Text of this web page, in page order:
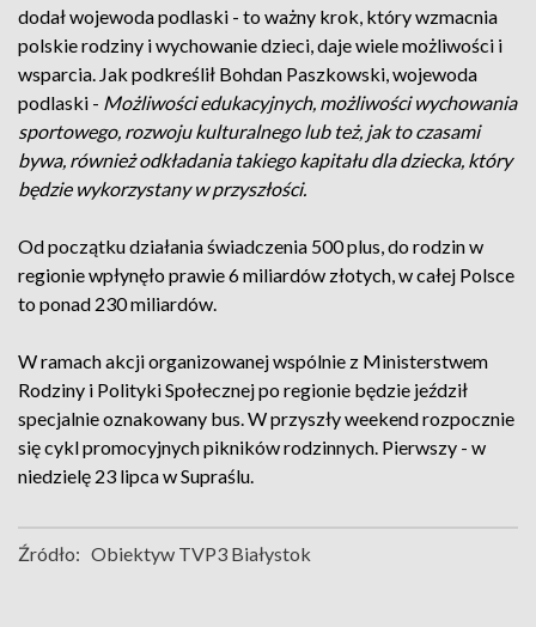
dodał wojewoda podlaski - to ważny krok, który wzmacnia
polskie rodziny i wychowanie dzieci, daje wiele możliwości i
wsparcia. Jak podkreślił Bohdan Paszkowski, wojewoda
podlaski - Możliwości edukacyjnych, możliwości wychowania
sportowego, rozwoju kulturalnego lub też, jak to czasami
bywa, również odkładania takiego kapitału dla dziecka, który
będzie wykorzystany w przyszłości.
Od początku działania świadczenia 500 plus, do rodzin w
regionie wpłynęło prawie 6 miliardów złotych, w całej Polsce
to ponad 230 miliardów.
W ramach akcji organizowanej wspólnie z Ministerstwem
Rodziny i Polityki Społecznej po regionie będzie jeździł
specjalnie oznakowany bus. W przyszły weekend rozpocznie
się cykl promocyjnych pikników rodzinnych. Pierwszy - w
niedzielę 23 lipca w Supraślu.
Źródło: Obiektyw TVP3 Białystok